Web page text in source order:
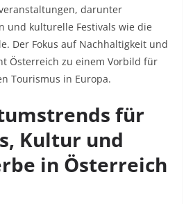
darunter
und kulturelle Festivals wie die
Der Fokus auf Nachhaltigkeit und
Österreich zu einem Vorbild für
Tourismus in Europa.​
für
Kultur und
in Österreich